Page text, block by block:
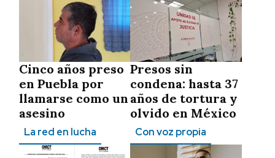
Cinco años preso
en Puebla por
llamarse como un
asesino
Presos sin
condena: hasta 37
años de tortura y
olvido en México
La red en lucha Con voz propia